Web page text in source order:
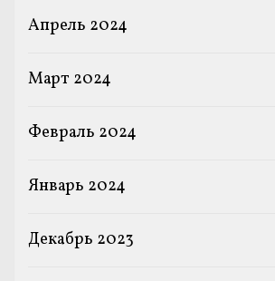
Апрель 2024
Март 2024
Февраль 2024
Январь 2024
Декабрь 2023